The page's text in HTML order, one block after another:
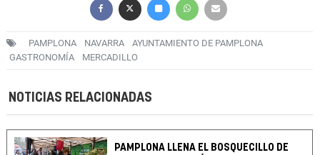
PAMPLONA NAVARRA
AYUNTAMIENTO DE PAMPLONA
GASTRONOMÍA
MERCADILLO
NOTICIAS RELACIONADAS
PAMPLONA LLENA EL BOSQUECILLO DE